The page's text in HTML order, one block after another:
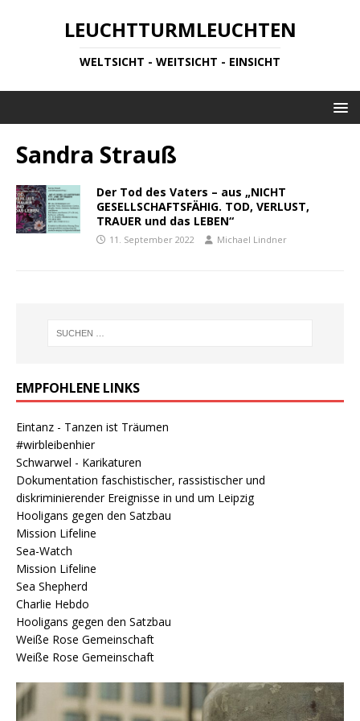
LEUCHTTURMLEUCHTEN
WELTSICHT - WEITSICHT - EINSICHT
Sandra Strauß
Der Tod des Vaters – aus „NICHT
GESELLSCHAFTSFÄHIG. TOD, VERLUST,
TRAUER und das LEBEN“
11. September 2022 Michael Lindner
EMPFOHLENE LINKS
Eintanz - Tanzen ist Träumen
#wirbleibenhier
Schwarwel - Karikaturen
Dokumentation faschistischer, rassistischer und
diskriminierender Ereignisse in und um Leipzig
Hooligans gegen den Satzbau
Mission Lifeline
Sea-Watch
Mission Lifeline
Sea Shepherd
Charlie Hebdo
Hooligans gegen den Satzbau
Weiße Rose Gemeinschaft
Weiße Rose Gemeinschaft